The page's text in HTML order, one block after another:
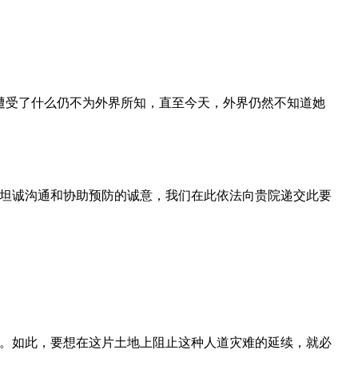
了什么仍不为外界所知，直至今天，外界仍然不知道她
诚沟通和协助预防的诚意，我们在此依法向贵院递交此要
如此，要想在这片土地上阻止这种人道灾难的延续，就必